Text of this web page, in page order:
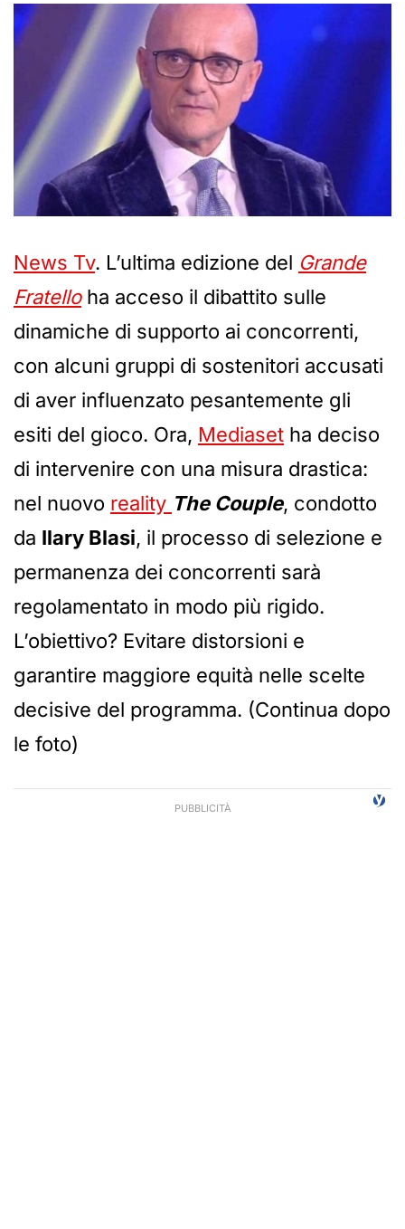
News Tv. L’ultima edizione del Grande
Fratelloha acceso il dibattito sulle
dinamiche di supporto ai concorrenti,
con alcuni gruppi di sostenitori accusati
di aver influenzato pesantemente gli
esiti del gioco. Ora, Mediaset ha deciso
di intervenire con una misura drastica:
nel nuovo reality The Couple, condotto
da Ilary Blasi, il processo di selezione e
permanenza dei concorrenti sarà
regolamentato in modo più rigido.
L’obiettivo? Evitare distorsioni e
garantire maggiore equità nelle scelte
decisive del programma. (Continua dopo
le foto)